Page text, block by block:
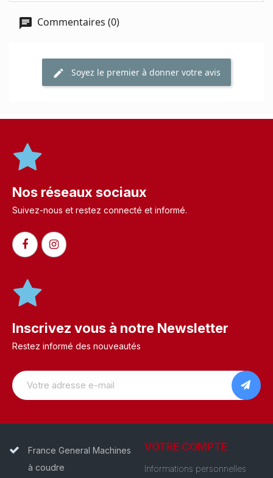
Commentaires (0)
Soyez le premier à donner votre avis
Nos réseaux sociaux
Suivez-nous et restez connecté et informé.​
Inscrivez vous à notre Newsletter
Restez informé des nouveautés
France General Machines
à coudre
VOTRE COMPTE
Informations personnelles